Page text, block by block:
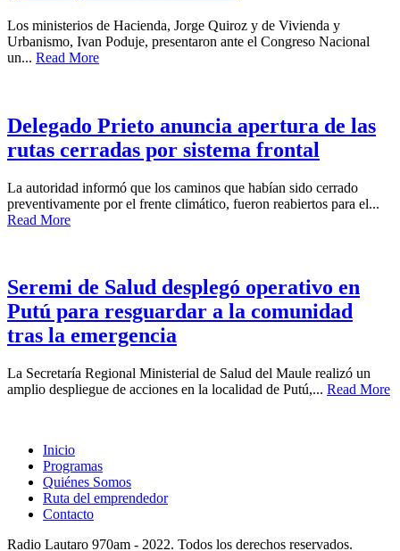
Los ministerios de Hacienda, Jorge Quiroz y de Vivienda y
Urbanismo, Ivan Poduje, presentaron ante el Congreso Nacional
un... Read More
Delegado Prieto anuncia apertura de las
rutas cerradas por sistema frontal
La autoridad informó que los caminos que habían sido cerrado
preventivamente por el frente climático, fueron reabiertos para el...
Read More
Seremi de Salud desplegó operativo en
Putú para resguardar a la comunidad
tras la emergencia
La Secretaría Regional Ministerial de Salud del Maule realizó un
amplio despliegue de acciones en la localidad de Putú,... Read More
Inicio
Programas
Quiénes Somos
Ruta del emprendedor
Contacto
Radio Lautaro 970am - 2022. Todos los derechos reservados.